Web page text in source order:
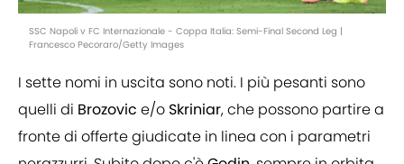
SSC Napoli v FC Internazionale - Coppa Italia: Semi-Final Second Leg |
Francesco Pecoraro/Getty Images
I sette nomi in uscita sono noti. I più pesanti sono
quelli di Brozovic e/o Skriniar, che possono partire a
fronte di offerte giudicate in linea con i parametri